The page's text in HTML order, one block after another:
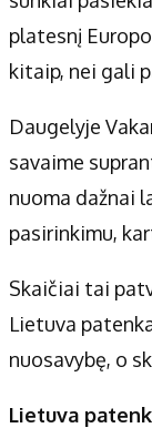
Apie mus
Autoriai
Kontaktai
Redakcijos politika
platesnį
kitaip, nei gali
Daugelyje
savaime
nuoma dažnai
pasirinkimu,
Skaičiai tai
Lietuva
nuosavybę, o
Lietuva